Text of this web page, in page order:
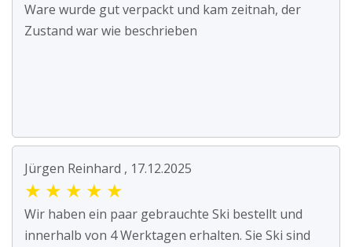
Ware wurde gut verpackt und kam zeitnah, der
Zustand war wie beschrieben
Jürgen Reinhard , 17.12.2025
★ ★ ★ ★ ★
Wir haben ein paar gebrauchte Ski bestellt und
innerhalb von 4 Werktagen erhalten. Sie Ski sind